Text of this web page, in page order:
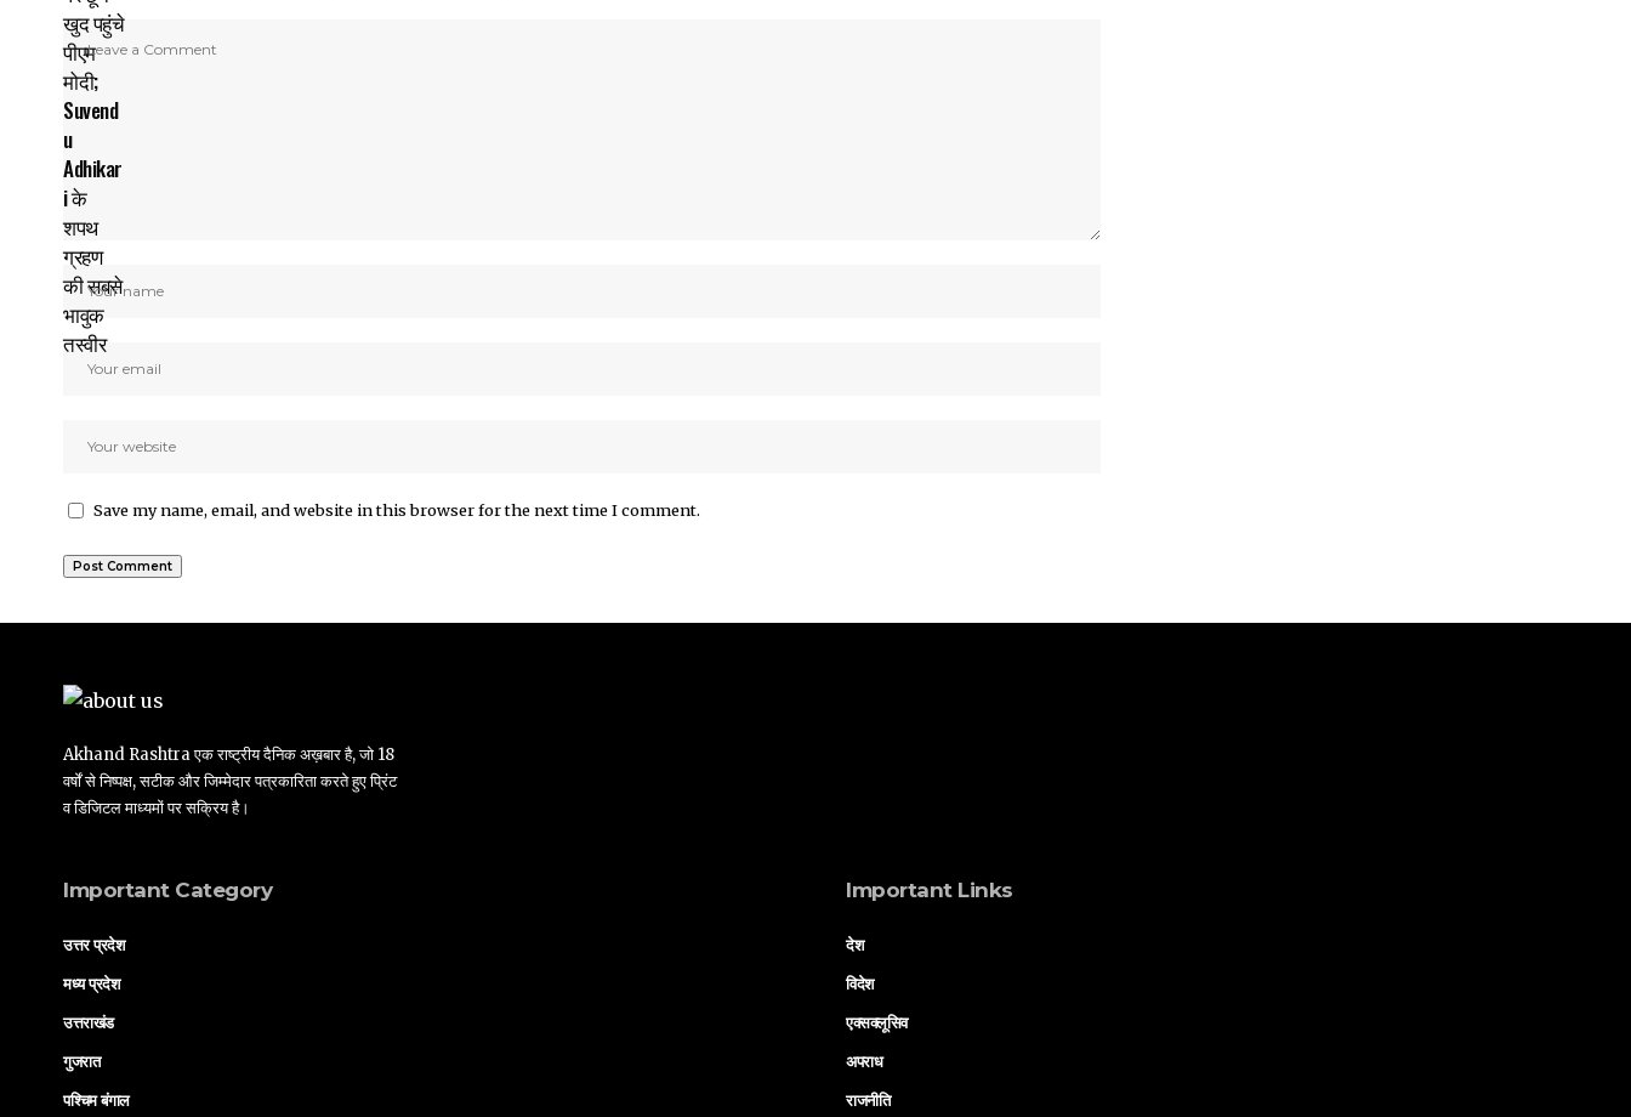
Save my name, email, and website in this browser for the next time I comment.
Akhand Rashtra एक राष्ट्रीय दैनिक अख़बार है, जो 18
वर्षों से निष्पक्ष, सटीक और जिम्मेदार पत्रकारिता करते हुए प्रिंट
व डिजिटल माध्यमों पर सक्रिय है।
Important Category
उत्तर प्रदेश
मध्य प्रदेश
उत्तराखंड
गुजरात
पश्चिम बंगाल
Important Links
देश
विदेश
एक्सक्लूसिव
अपराध
राजनीति